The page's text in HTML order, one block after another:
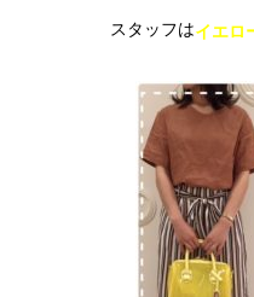
スタッフはイエロ